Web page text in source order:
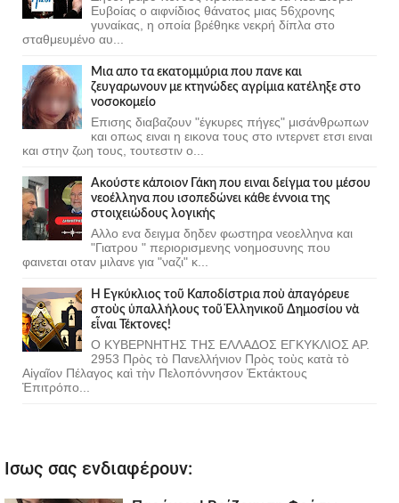
Ευβοίας ο αιφνίδιος θάνατος μιας 56χρονης
γυναίκας, η οποία βρέθηκε νεκρή δίπλα στο
σταθμευμένο αυ...
Μια απο τα εκατομμύρια που πανε και
ζευγαρωνουν με κτηνώδες αγρίμια κατέληξε στο
νοσοκομείο
Επισης διαβαζουν "έγκυρες πήγες" μισάνθρωπων
και οπως ειναι η εικονα τους στο ιντερνετ ετσι ειναι
και στην ζωη τους, τουτεστιν ο...
Ακούστε κάποιον Γάκη που ειναι δείγμα του μέσου
νεοέλληνα που ισοπεδώνει κάθε έννοια της
στοιχειώδους λογικής
Αλλο ενα δειγμα δηδεν φωστηρα νεοελληνα και
"Γιατρου " περιορισμενης νοημοσυνης που
φαινεται οταν μιλανε για "ναζι" κ...
Ἡ Ἐγκύκλιος τοῦ Καποδίστρια ποὺ ἀπαγόρευε
στοὺς ὑπαλλήλους τοῦ Ἑλληνικοῦ Δημοσίου νὰ
εἶναι Τέκτονες!
Ο ΚΥΒΕΡΝΗΤΗΣ ΤΗΣ ΕΛΛΑΔΟΣ ΕΓΚΥΚΛΙΟΣ ΑΡ.
2953 Πρὸς τὸ Πανελλήνιον Πρὸς τοὺς κατὰ τὸ
Αἰγαῖον Πέλαγος καὶ τὴν Πελοπόννησον Ἐκτάκτους
Ἐπιτρόπο...